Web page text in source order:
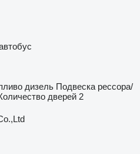
дизель Подвеска рессора/
дверей 2